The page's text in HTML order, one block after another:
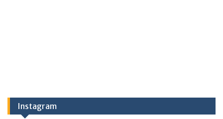
Instagram